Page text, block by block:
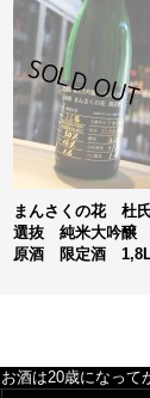
まんさくの花 杜
選抜 純米大吟醸
原酒 限定酒
お酒は20歳になって